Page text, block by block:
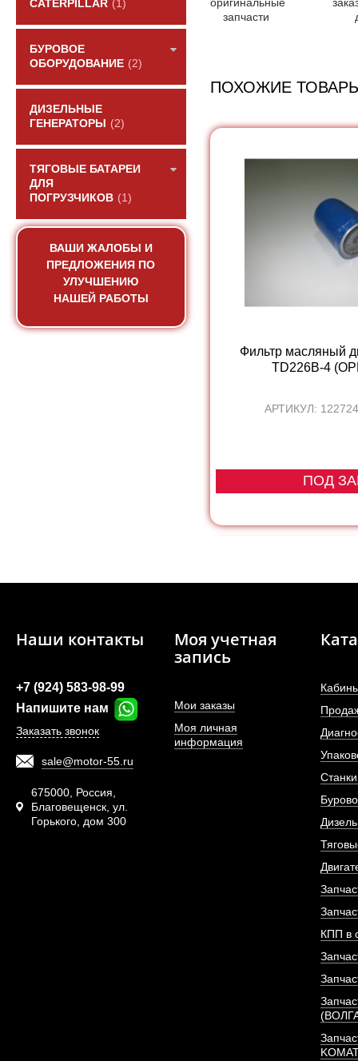
CATERPILLAR (1)
БУРОВОЕ
ОБОРУДОВАНИЕ (2)
ДИЗЕЛЬНЫЕ
ГЕНЕРАТОРЫ
(2)
ТЯГОВЫЕ БАТАРЕИ
ДЛЯ
ПОГРУЗЧИКОВ (1)
ВАШИ ЖАЛОБЫ И
ПРЕДЛОЖЕНИЯ ПО
УЛУЧШЕНИЮ
НАШЕЙ РАБОТЫ
запчасти
ПОХОЖИЕ
Фильтр масляный
TD226B-4
АРТИКУЛ:
ПОД
Фильтр масляный
АРТИКУЛ: 640-
ПОД
Наши контакты
+7 (924) 583-98-99
Напишите нам
Заказать звонок
sale@motor-55.ru
675000, Россия,
Благовещенск, ул.
Горького, дом 300
Моя учетная
запись
Мои заказы
Моя личная
информация
КПП в